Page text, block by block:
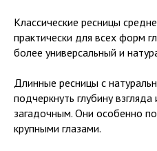
Классические ресницы
практически для всех форм
более универсальный и
Длинные ресницы с
подчеркнуть глубину
загадочным. Они особенно
крупными глазами.